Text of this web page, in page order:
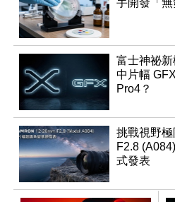
手開發「
富士神祕
中片幅
Pro4？
挑戰視野
F2.8
式發表